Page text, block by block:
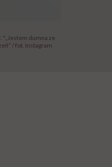
"„Jestem dumna ze
/ fot. Instagram